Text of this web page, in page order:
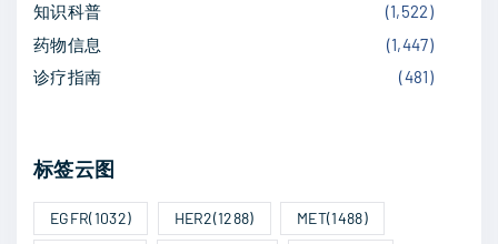
基
因
p
a
e
知识科普
(1,522)
药物信息
(1,447)
(481)
诊疗指南
标签云图
EGFR(1032) HER2(1288) MET(1488)